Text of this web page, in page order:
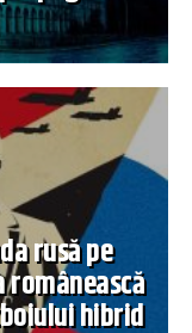
rusă pe
hibrid